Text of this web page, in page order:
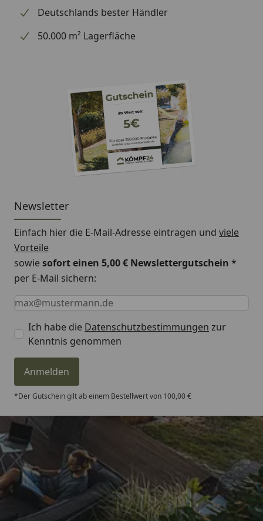
Deutschlands bester Händler
50.000 m² Lagerfläche
Newsletter
Einfach hier die E-Mail-Adresse eintragen und viele
Vorteile
sowiesofort einen 5,00 € Newslettergutschein *
per E-Mail sichern:
Keine Eingabe erforderlich
Eingabe erforderlich
E-Mail *
Ich habe die Datenschutzbestimmungen zur
Kenntnis genommen
Anmelden
*Der Gutschein gilt ab einem Bestellwert von 100,00 €
Trusted Shops
4,81/ 5